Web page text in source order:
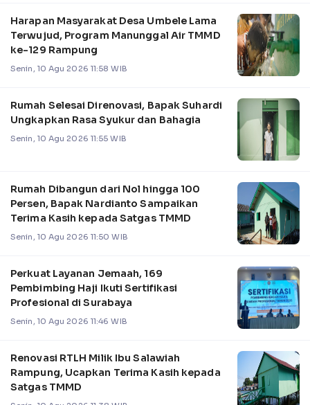
Harapan Masyarakat Desa Umbele Lama
Terwujud, Program Manunggal Air TMMD
ke-129 Rampung
Senin, 10 Agu 2026 11:58 WIB
Rumah Selesai Direnovasi, Bapak Suhardi
Ungkapkan Rasa Syukur dan Bahagia
Senin, 10 Agu 2026 11:55 WIB
Rumah Dibangun dari Nol hingga 100
Persen, Bapak Nardianto Sampaikan
Terima Kasih kepada Satgas TMMD
Senin, 10 Agu 2026 11:50 WIB
Perkuat Layanan Jemaah, 169
Pembimbing Haji Ikuti Sertifikasi
Profesional di Surabaya
Senin, 10 Agu 2026 11:46 WIB
Renovasi RTLH Milik Ibu Salawiah
Rampung, Ucapkan Terima Kasih kepada
Satgas TMMD